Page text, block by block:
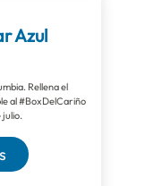
Azul
Rellena el
al #BoxDelCariño
julio.